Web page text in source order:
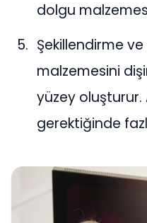
dolgu
Şekillendirme
malzemesini
yüzey
gerektiğinde